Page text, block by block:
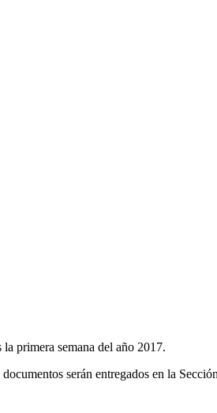
primera semana del año 2017.
serán entregados en la